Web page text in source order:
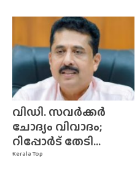
Kerala Top
വിഡി. സവർക്കർ
ചോദ്യം വിവാദം;
റിപ്പോർട് തേടി...